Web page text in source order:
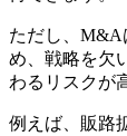
ただし、M&A
め、戦略を欠
わるリスクが
例えば、販路